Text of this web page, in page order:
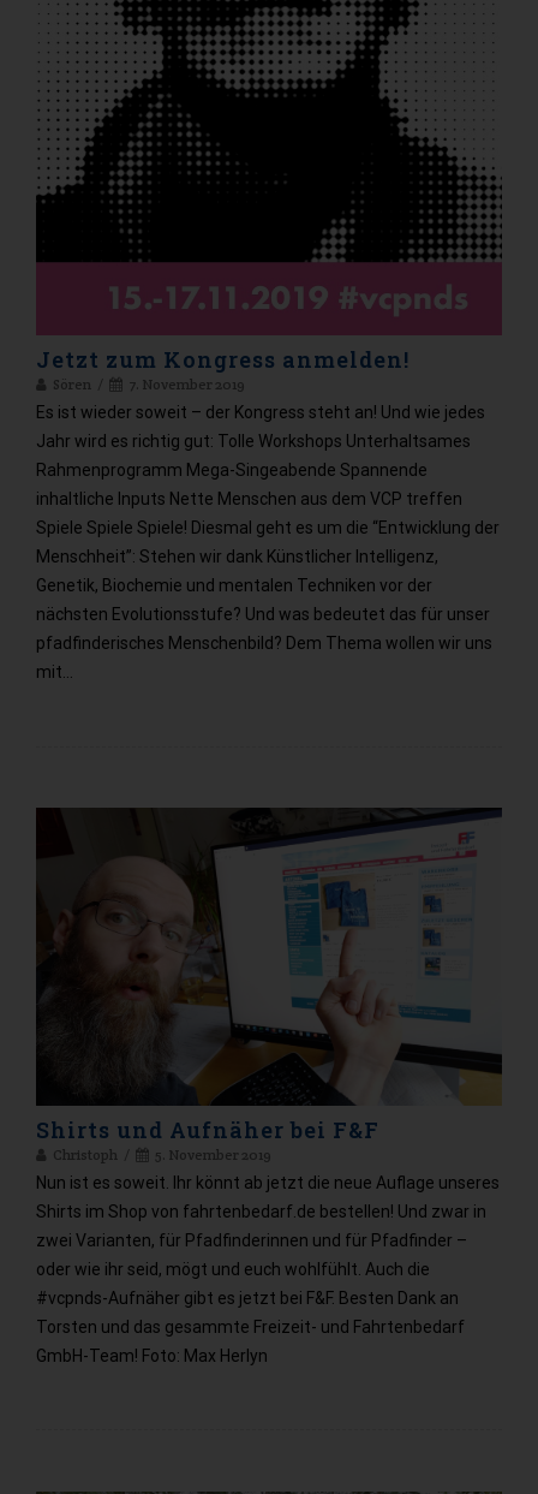
Jetzt zum Kongress anmelden!
Sören 7. November 2019
Es ist wieder soweit – der Kongress steht an! Und wie jedes
Jahr wird es richtig gut: Tolle Workshops Unterhaltsames
Rahmenprogramm Mega-Singeabende Spannende
inhaltliche Inputs Nette Menschen aus dem VCP treffen
Spiele Spiele Spiele! Diesmal geht es um die “Entwicklung der
Menschheit”: Stehen wir dank Künstlicher Intelligenz,
Genetik, Biochemie und mentalen Techniken vor der
nächsten Evolutionsstufe? Und was bedeutet das für unser
pfadfinderisches Menschenbild? Dem Thema wollen wir uns
mit…
Shirts und Aufnäher bei F&F
Christoph 5. November 2019
Nun ist es soweit. Ihr könnt ab jetzt die neue Auflage unseres
Shirts im Shop von fahrtenbedarf.de bestellen! Und zwar in
zwei Varianten, für Pfadfinderinnen und für Pfadfinder –
oder wie ihr seid, mögt und euch wohlfühlt. Auch die
#vcpnds-Aufnäher gibt es jetzt bei F&F. Besten Dank an
Torsten und das gesammte Freizeit- und Fahrtenbedarf
GmbH-Team! Foto: Max Herlyn